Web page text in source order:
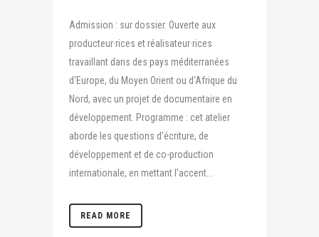
Admission : sur dossier. Ouverte aux
producteur·rices et réalisateur·rices
travaillant dans des pays méditerranées
d'Europe, du Moyen Orient ou d'Afrique du
Nord, avec un projet de documentaire en
développement. Programme : cet atelier
aborde les questions d'écriture, de
développement et de co-production
internationale, en mettant l'accent...
READ MORE